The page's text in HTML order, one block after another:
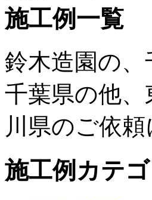
施工例一覧
鈴木造園の
千葉県の他
川県のご依
施工例カテ